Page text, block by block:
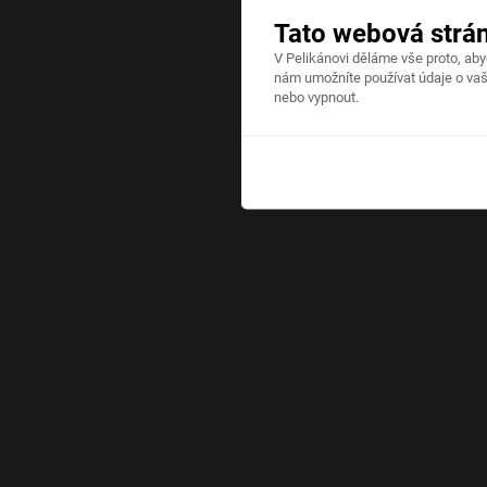
Tato webová
V Pelikánovi děláme vše proto,
nám umožníte používat údaje o
nebo vypnout.